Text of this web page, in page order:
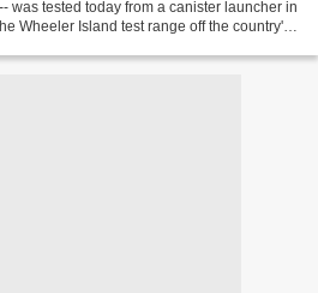
was tested today from a canister launcher in
Wheeler Island test range off the country's